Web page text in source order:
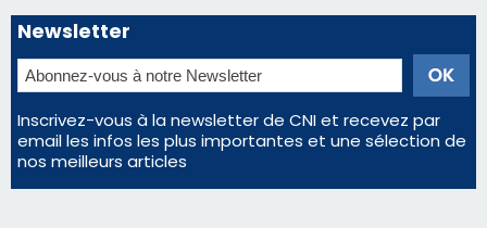
Bastia – Le festival Porto Latino évacué en urgence
avant le concert de Mosimann
En Corse, un début de saison marqué par une
consommation en recul dans les restaurants
La gendarmerie alerte les restaurateurs corses
face à une nouvelle escroquerie au faux vendeur de